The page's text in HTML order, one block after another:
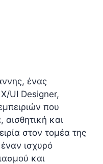
ένας
UI Designer,
που
αισθητική και
στον τομέα της
ισχυρό
και